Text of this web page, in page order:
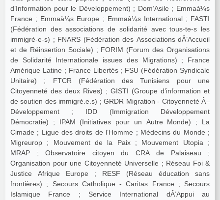
d’Information pour le Développement) ; Dom’Asile ; Emmaà¼s
France ; Emmaà¼s Europe ; Emmaà¼s International ; FASTI
(Fédération des associations de solidarité avec tous-te-s les
immigré-e-s) ; FNARS (Fédération des Associations dÂ’Accueil
et de Réinsertion Sociale) ; FORIM (Forum des Organisations
de Solidarité Internationale issues des Migrations) ; France
Amérique Latine ; France Libertés ; FSU (Fédération Syndicale
Unitaire) ; FTCR (Fédération des Tunisiens pour une
Citoyenneté des deux Rives) ; GISTI (Groupe d’information et
de soutien des immigré.e.s) ; GRDR Migration - Citoyenneté Â–
Développement ; IDD (Immigration Développement
Démocratie) ; IPAM (Initiatives pour un Autre Monde) ; La
Cimade ; Ligue des droits de l’Homme ; Médecins du Monde ;
Migreurop ; Mouvement de la Paix ; Mouvement Utopia ;
MRAP ; Observatoire citoyen du CRA de Palaiseau ;
Organisation pour une Citoyenneté Universelle ; Réseau Foi &
Justice Afrique Europe ; RESF (Réseau éducation sans
frontières) ; Secours Catholique - Caritas France ; Secours
Islamique France ; Service International dÂ’Appui au